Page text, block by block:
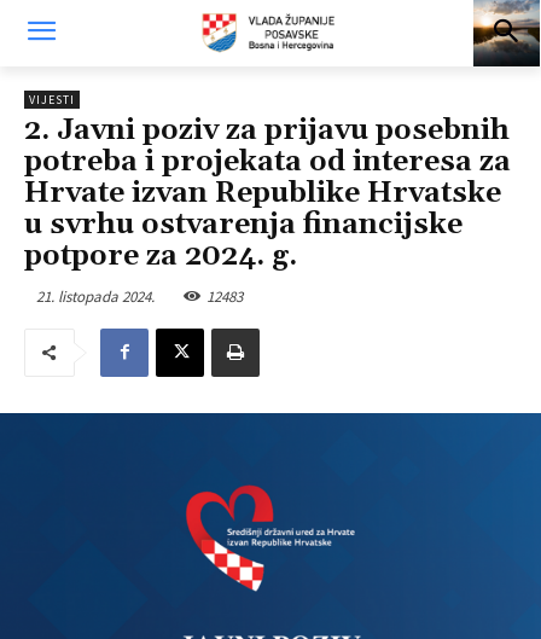
VIJESTI
2. Javni poziv za prijavu posebnih
potreba i projekata od interesa za
Hrvate izvan Republike Hrvatske
u svrhu ostvarenja financijske
potpore za 2024. g.
21. listopada 2024. 12483